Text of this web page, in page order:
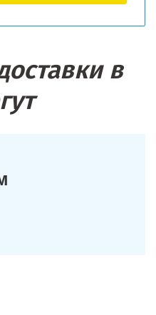
в